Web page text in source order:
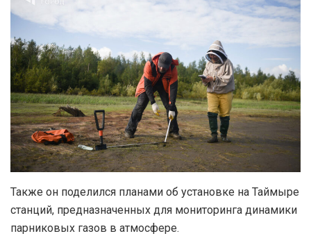
Также он поделился планами об установке на Таймыре
станций, предназначенных для мониторинга динамики
парниковых газов в атмосфере.